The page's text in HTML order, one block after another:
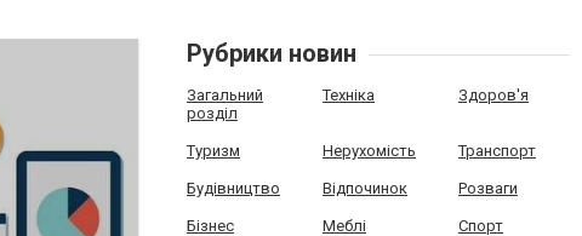
Рубрики новин
Загальний
розділ
Техніка Здоров'я
Туризм Нерухомість Транспорт
Будівництво Відпочинок Розваги
Бізнес Меблі Спорт